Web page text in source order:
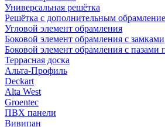
Универсальная решётка
Решётка с дополнительным
Угловой элемент обрамления
Боковой элемент обрамления с замками
Боковой элемент обрамления с пазами
Террасная доска
Альта-Профиль
Deckart
Alta West
Groentec
ПВХ панели
Вивипан